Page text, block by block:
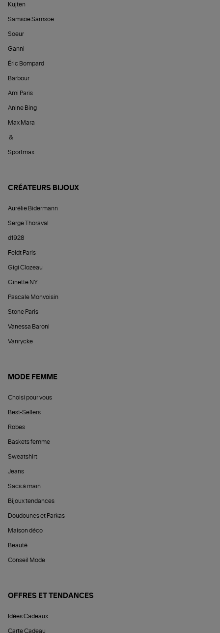
Kujten
Samsoe Samsoe
Soeur
Ganni
Éric Bompard
Barbour
Ami Paris
Anine Bing
Max Mara
&
Sportmax
CRÉATEURS BIJOUX
Aurélie Bidermann
Serge Thoraval
d1928
Feidt Paris
Gigi Clozeau
Ginette NY
Pascale Monvoisin
Stone Paris
Vanessa Baroni
Vanrycke
MODE FEMME
Choisi pour vous
Best-Sellers
Robes
Baskets femme
Sweatshirt
Jeans
Sacs à main
Bijoux tendances
Doudounes et Parkas
Maison déco
Beauté
Conseil Mode
OFFRES ET TENDANCES
Idées Cadeaux
Carte Cadeau